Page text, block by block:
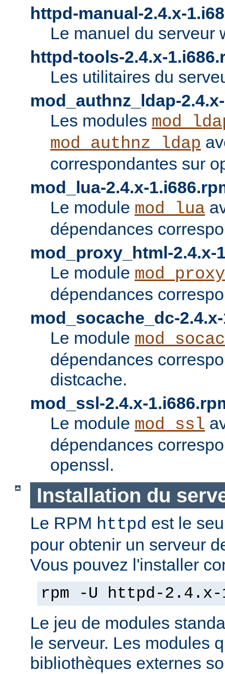
httpd-manual-2.4.x-
Le manuel du serveur
httpd-tools-2.4.x-
Les utilitaires du
mod_authnz_ldap-
Les modules
mod_authnz_ldap
correspondantes sur
mod_lua-2.4.x-
Le module mod_lua
dépendances
mod_proxy_html-2.4.x-
Le module
dépendances
mod_socache_dc-
Le module
dépendances
distcache.
mod_ssl-2.4.x-
Le module mod_ssl
dépendances
openssl.
Installation du
Le RPM httpd est le
pour obtenir un serveur
Vous pouvez l'installer
rpm -U httpd-2.4.x-
Le jeu de modules
le serveur. Les modules
bibliothèques externes